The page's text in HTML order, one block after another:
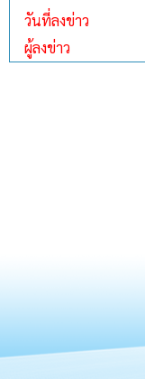
วันที่ลงข่าว
ผู้ลงข่าว